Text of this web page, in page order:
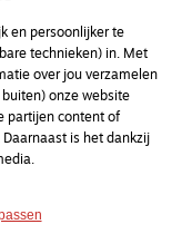
en persoonlijker te
technieken) in. Met
over jou verzamelen
onze website
partijen content of
is het dankzij